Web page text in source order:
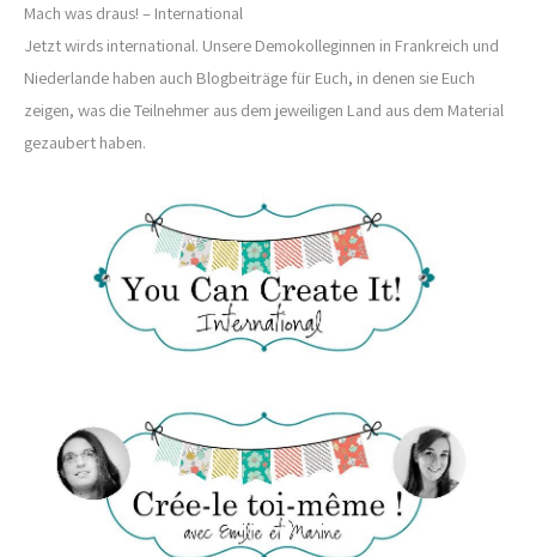
Mach was draus! – International
Jetzt wirds international. Unsere Demokolleginnen in Frankreich und
Niederlande haben auch Blogbeiträge für Euch, in denen sie Euch
zeigen, was die Teilnehmer aus dem jeweiligen Land aus dem Material
gezaubert haben.